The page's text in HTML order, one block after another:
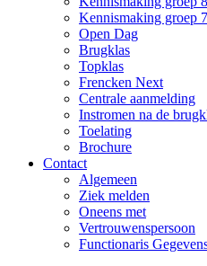
Kennismaking groep 7
Open Dag
Brugklas
Topklas
Frencken Next
Centrale aanmelding
Instromen na de
Toelating
Brochure
Contact
Algemeen
Ziek melden
Oneens met
Vertrouwenspersoon
Functionaris